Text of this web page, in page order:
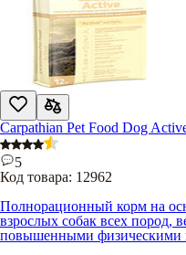
Carpathian Pet Food Dog
5
Код товара: 12962
Полнорационный корм на
взрослых собак всех пород,
повышенными физическими